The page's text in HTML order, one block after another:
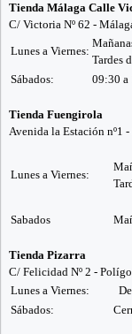
Tienda Málaga Calle
C/ Victoria Nº 62 -
Lunes a Viernes:
Tardes
Sábados:
09:30 a
Tienda Fuengirola
Avenida la Estación nº1
Lunes a Viernes:
Sabados
Tienda Pizarra
C/ Felicidad Nº 2 -
Lunes a Viernes:
Sábados: